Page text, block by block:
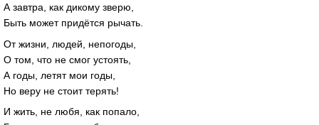
А завтра, как дикому зверю,
Быть может придётся рычать.
От жизни, людей, непогоды,
О том, что не смог устоять,
А годы, летят мои годы,
Но веру не стоит терять!
И жить, не любя, как попало,